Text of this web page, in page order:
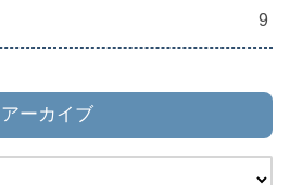
9
アーカイブ